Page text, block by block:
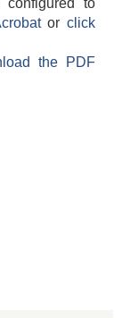
to
orclick
the PDF